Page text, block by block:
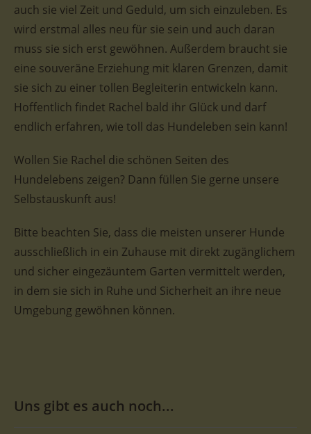
auch sie viel Zeit und Geduld, um sich einzuleben. Es
wird erstmal alles neu für sie sein und auch daran
muss sie sich erst gewöhnen. Außerdem braucht sie
eine souveräne Erziehung mit klaren Grenzen, damit
sie sich zu einer tollen Begleiterin entwickeln kann.
Hoffentlich findet Rachel bald ihr Glück und darf
endlich erfahren, wie toll das Hundeleben sein kann!
Wollen Sie Rachel die schönen Seiten des
Hundelebens zeigen? Dann füllen Sie gerne unsere
Selbstauskunft aus!
Bitte beachten Sie, dass die meisten unserer Hunde
ausschließlich in ein Zuhause mit direkt zugänglichem
und sicher eingezäuntem Garten vermittelt werden,
in dem sie sich in Ruhe und Sicherheit an ihre neue
Umgebung gewöhnen können.
Uns gibt es auch noch...